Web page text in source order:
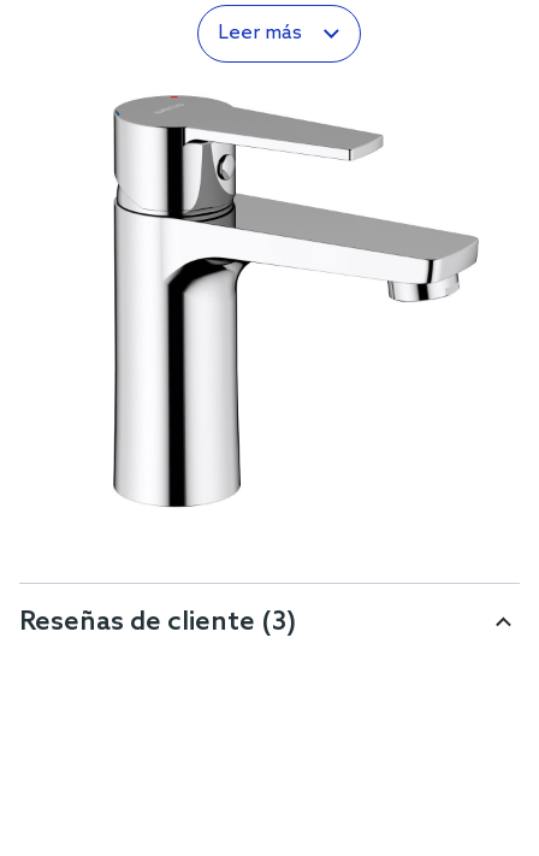
Leer más
Reseñas de cliente (3)